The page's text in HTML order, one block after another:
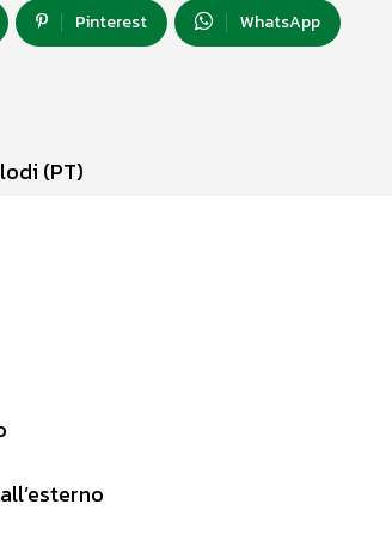
Pinterest WhatsApp
(PT)